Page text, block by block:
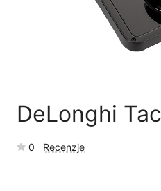
DeLonghi
0 Recenzje
Reklamacja naprawy